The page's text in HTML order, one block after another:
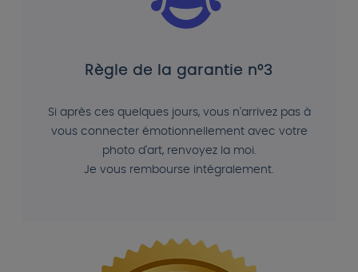
Règle de la garantie n°3
Si après ces quelques jours, vous n'arrivez pas à
vous connecter émotionnellement avec votre
photo d'art, renvoyez la moi.
Je vous rembourse intégralement.